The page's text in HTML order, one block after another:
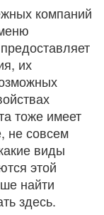
компаний
их
тоже имеет
не совсем
виды
этой
найти
здесь.